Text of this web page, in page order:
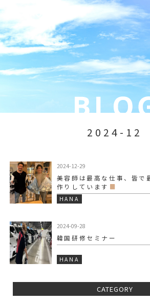
2024-12
2024-12-29
美容師は最高な仕事、皆で
作りしています
HANA
2024-09-28
韓国研修セミナー
HANA
CATEGORY